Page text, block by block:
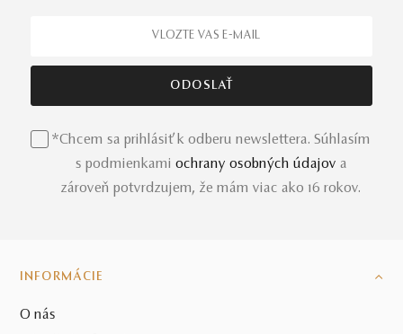
*Chcem sa prihlásiť k odberu newslettera. Súhlasím
s podmienkami ochrany osobných údajov a
zároveň potvrdzujem, že mám viac ako 16 rokov.
INFORMÁCIE
O nás